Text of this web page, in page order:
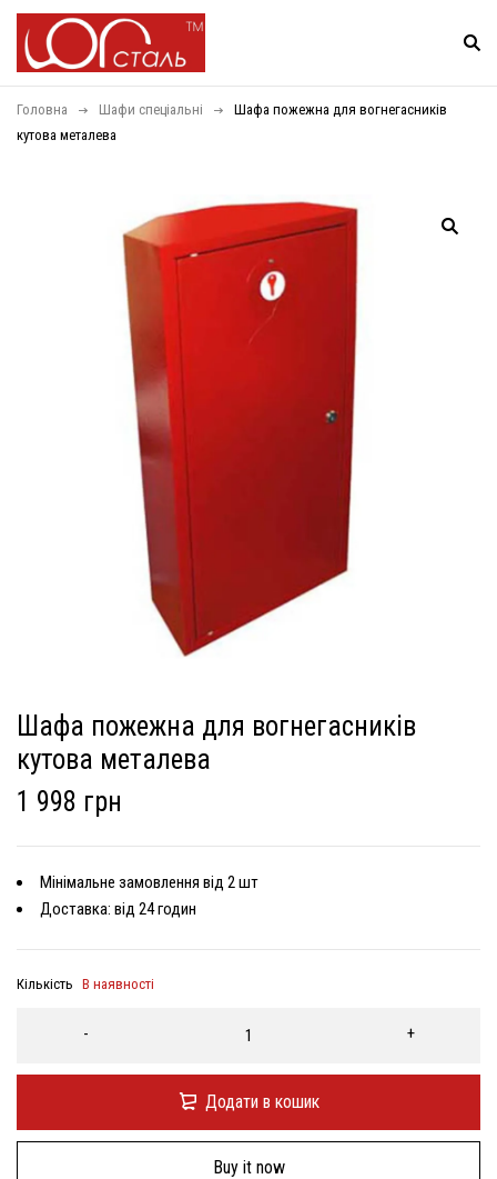
Головна Шафи спеціальні
Шафа пожежна для вогнегасників
кутова металева
Шафа пожежна для вогнегасників
кутова металева
1 998 грн
Мінімальне замовлення від 2 шт
Доставка: від 24 годин
Кількість В наявності
Додати в кошик
Buy it now